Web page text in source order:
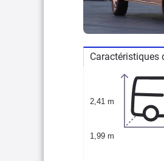
Caractéristiques
2,41 m
1,99 m